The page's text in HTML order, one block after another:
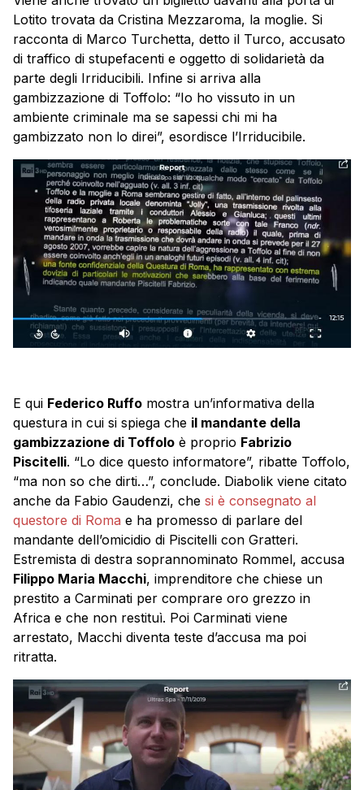
Lotito trovata da Cristina Mezzaroma, la moglie. Si
racconta di Marco Turchetta, detto il Turco, accusato
di traffico di stupefacenti e oggetto di solidarietà da
parte degli Irriducibili. Infine si arriva alla
gambizzazione di Toffolo: “Io ho vissuto in un
ambiente criminale ma se sapessi chi mi ha
gambizzato non lo direi”, esordisce l’Irriducibile.
E qui Federico Ruffo mostra un’informativa della
questura in cui si spiega che il mandante della
gambizzazione di Toffolo è proprio Fabrizio
Piscitelli. “Lo dice questo informatore”, ribatte Toffolo,
“ma non so che dirti…”, conclude. Diabolik viene citato
anche da Fabio Gaudenzi, che si è consegnato al
questore di Roma e ha promesso di parlare del
mandante dell’omicidio di Piscitelli con Gratteri.
Estremista di destra soprannominato Rommel, accusa
Filippo Maria Macchi, imprenditore che chiese un
prestito a Carminati per comprare oro grezzo in
Africa e che non restituì. Poi Carminati viene
arrestato, Macchi diventa teste d’accusa ma poi
ritratta.